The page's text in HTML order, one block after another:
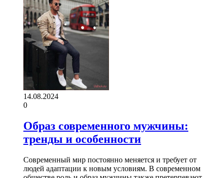
14.08.2024
0
Образ современного мужчины:
тренды и особенности
Современный мир постоянно меняется и требует от
людей адаптации к новым условиям. В современном